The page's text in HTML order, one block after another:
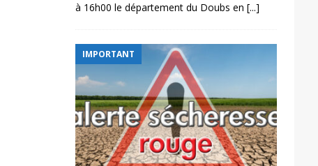
à 16h00 le département du Doubs en [...]
IMPORTANT